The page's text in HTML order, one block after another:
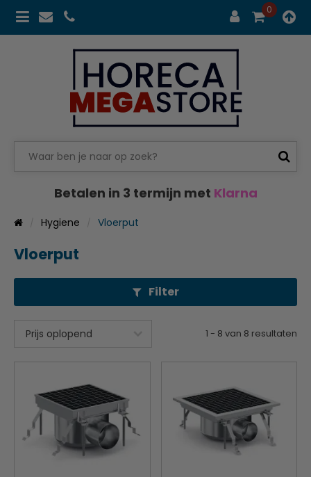
0
Betalen in 3 termijn met Klarna
Hygiene Vloerput
Vloerput
Filter
1 - 8 van 8 resultaten